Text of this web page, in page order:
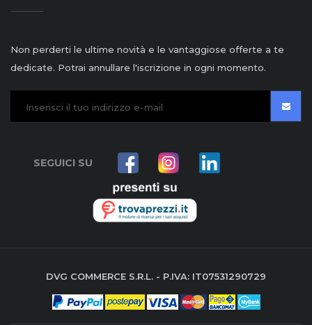
Non perderti le ultime novità e le vantaggiose offerte a te
dedicate. Potrai annullare l'iscrizione in ogni momento.
SEGUICI SU
DVG COMMERCE S.R.L. - P.IVA: IT07531290729